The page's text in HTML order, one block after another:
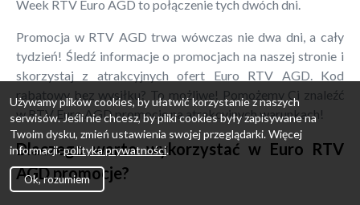
Week RTV Euro AGD to połączenie tych dwóch dni.
Promocja w RTV AGD trwa wówczas nie dwa dni, a cały
tydzień! Śledź informacje o promocjach na naszej stronie i
skorzystaj z atrakcyjnych ofert Euro RTV AGD. Kod
rabatowy bez wysiłku? To możliwe! Pomożemy Ci znaleźć
w RTV Euro AGD promocje na atrakcyjnych warunkach!
Dlaczego warto wykorzystać w Euro RTV
AGD promocje?
Używamy plików cookies, by ułatwić korzystanie z naszych
serwisów. Jeśli nie chcesz, by pliki cookies były zapisywane na
Twoim dysku, zmień ustawienia swojej przeglądarki. Więcej
informacji:polityka prywatności.
Ok, rozumiem